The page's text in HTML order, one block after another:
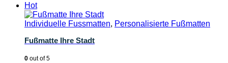
Hot
Individuelle Fussmatten, Personalisierte Fußmatten
Fußmatte Ihre Stadt
0 out of 5